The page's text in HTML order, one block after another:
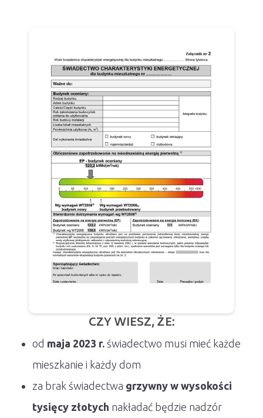
CZY WIESZ, ŻE:
od maja 2023 r. świadectwo musi mieć każde
mieszkanie i każdy dom
za brak świadectwa grzywny w wysokości
tysięcy złotych nakładać będzie nadzór